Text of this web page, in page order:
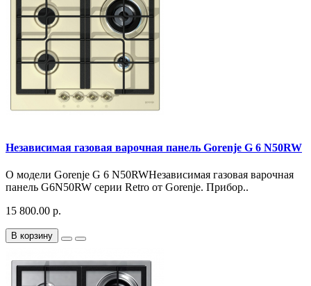
Независимая газовая варочная панель Gorenje G 6 N50RW
О модели Gorenje G 6 N50RWНезависимая газовая варочная
панель G6N50RW серии Retro от Gorenje. Прибор..
15 800.00 р.
В корзину